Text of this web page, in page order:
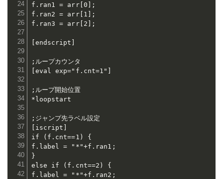
f.ran1 = arr[0];
f.ran2 = arr[1];
f.ran3 = arr[2];
[endscript]
;ループカウンタ
[eval exp="f.cnt=1"]
;ループ開始位置
*loopstart
;ジャンプ先ラベル設定
[iscript]
if (f.cnt==1) {
f.label = "*"+f.ran1;
}
else if (f.cnt==2) {
f.label = "*"+f.ran2;